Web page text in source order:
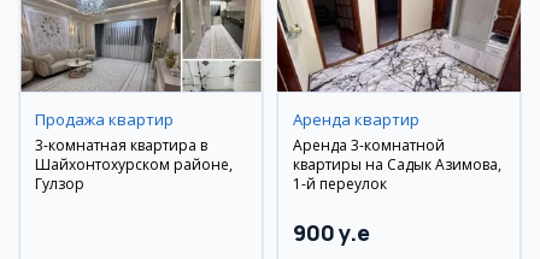
Продажа квартир
3-комнатная квартира в
Шайхонтохурском районе,
Гулзор
Аренда квартир
Аренда 3-комнатной
квартиры на Садык Азимова,
1-й переулок
900 y.e